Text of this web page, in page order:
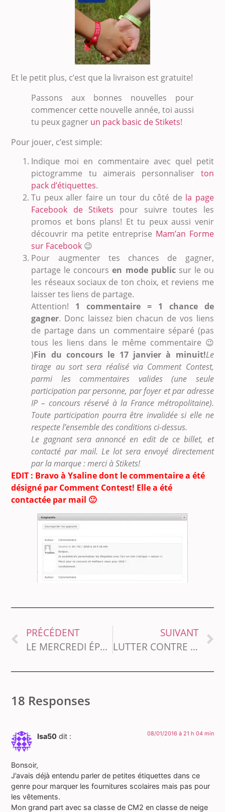
Et le petit plus, c’est que la livraison est gratuite!
Passons aux bonnes nouvelles pour
commencer cette nouvelle année, toi aussi
tu peux gagner un pack basic de Stikets!
Pour jouer, c’est simple:
Indique moi en commentaire avec quel petit
pictogramme tu aimerais personnaliser ton
pack d’étiquettes.
Tu peux aller faire un tour du côté de la page
Facebook de Stikets pour suivre toutes les
promos et bons plans! Et tu peux aussi venir
découvrir ma petite entreprise Mam’an Forme
sur Facebook 😉
Pour augmenter tes chances de gagner,
partage le concoursen mode publicsur le ou
les réseaux sociaux de ton choix, et reviens me
laisser tes liens de partage.
Attention! 1 commentaire = 1 chance de
gagner. Donc laissez bien chacun de vos liens
de partage dans un commentaire séparé (pas
tous les liens dans le même commentaire 😉
)Fin du concours le 17 janvier à minuit!Le
tirage au sort sera réalisé via Comment Contest,
parmi les commentaires valides (une seule
participation par personne, par foyer et par adresse
IP – concours réservé à la France métropolitaine).
Toute participation pourra être invalidée si elle ne
respecte l’ensemble des conditions ci-dessus.
Le gagnant sera annoncé en edit de ce billet, et
contacté par mail. Le lot sera envoyé directement
par la marque : merci à Stikets!
EDIT : Bravo à Ysaline dont le commentaire a été
désigné par Comment Contest! Elle a été
contactée par mail 🙂
PRÉCÉDENT
LE MERCREDI ÉPUISANT DE LA MÈRE PARFAITE (BREF, ON EST ALLÉ SKIER)
SUIVANT
LUTTER CONTRE L’ACNÉ À 30 ANS PASSÉS (MA ROUTINE BEAUTÉ)
18 Responses
Isa50 dit : 08/01/2016 à 21 h 04 min
Bonsoir,
J’avais déjà entendu parler de petites étiquettes dans ce
genre pour marquer les fournitures scolaires mais pas pour
les vêtements.
Mon grand part avec sa classe de CM2 en classe de neige